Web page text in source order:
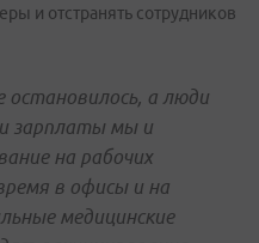
и отстранять сотрудников
а люди
зарплаты мы и
на рабочих
в офисы и на
медицинские